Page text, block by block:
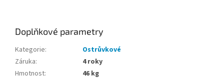
Doplňkové parametry
Kategorie:
Ostrůvkové
Záruka:
4 roky
Hmotnost:
46 kg